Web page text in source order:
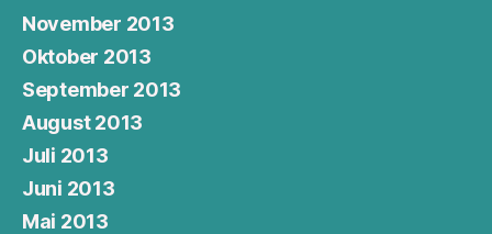
November 2013
Oktober 2013
September 2013
August 2013
Juli 2013
Juni 2013
Mai 2013